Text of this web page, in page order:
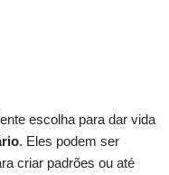
escolha para dar vida
. Eles podem ser
criar padrões ou até